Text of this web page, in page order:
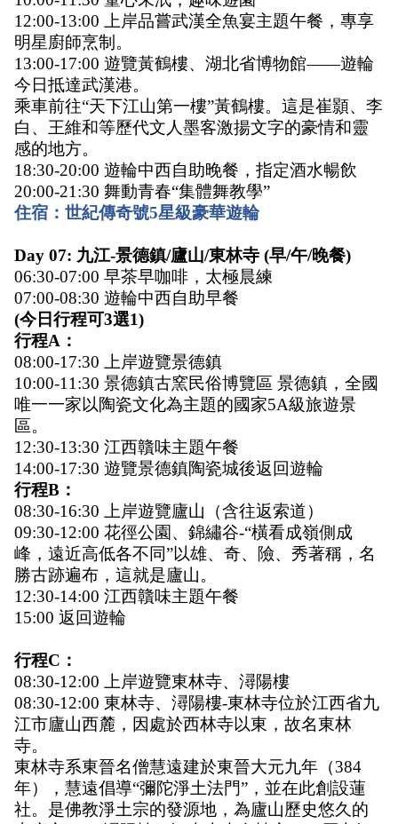
12:00-13:00 上岸品嘗武漢全魚宴主題午餐，專享
明星廚師烹制。
13:00-17:00 遊覽黃鶴樓、湖北省博物館——遊輪
今日抵達武漢港。
乘車前往“天下江山第一樓”黃鶴樓。這是崔顥、李
白、王維和等歷代文人墨客激揚文字的豪情和靈
感的地方。
18:30-20:00 遊輪中西自助晚餐，指定酒水暢飲
20:00-21:30 舞動青春“集體舞教學”
住宿：世紀傳奇號5星級豪華遊輪
Day 07: 九江-景德鎮/廬山/東林寺 (早/午/晚餐)
06:30-07:00 早茶早咖啡，太極晨練
07:00-08:30 遊輪中西自助早餐
(今日行程可3選1)
行程A：
08:00-17:30 上岸遊覽景德鎮
10:00-11:30 景德鎮古窯民俗博覽區 景德鎮，全國
唯一一家以陶瓷文化為主題的國家5A級旅遊景
區。
12:30-13:30 江西贛味主題午餐
14:00-17:30 遊覽景德鎮陶瓷城後返回遊輪
行程B：
08:30-16:30 上岸遊覽廬山（含往返索道）
09:30-12:00 花徑公園、錦繡谷-“橫看成嶺側成
峰，遠近高低各不同”以雄、奇、險、秀著稱，名
勝古跡遍布，這就是廬山。
12:30-14:00 江西贛味主題午餐
15:00 返回遊輪
行程C：
08:30-12:00 上岸遊覽東林寺、潯陽樓
08:30-12:00 東林寺、潯陽樓-東林寺位於江西省九
江市廬山西麓，因處於西林寺以東，故名東林
寺。
東林寺系東晉名僧慧遠建於東晉大元九年（384
年），慧遠倡導“彌陀淨土法門”，並在此創設蓮
社。是佛教淨土宗的發源地，為廬山歷史悠久的